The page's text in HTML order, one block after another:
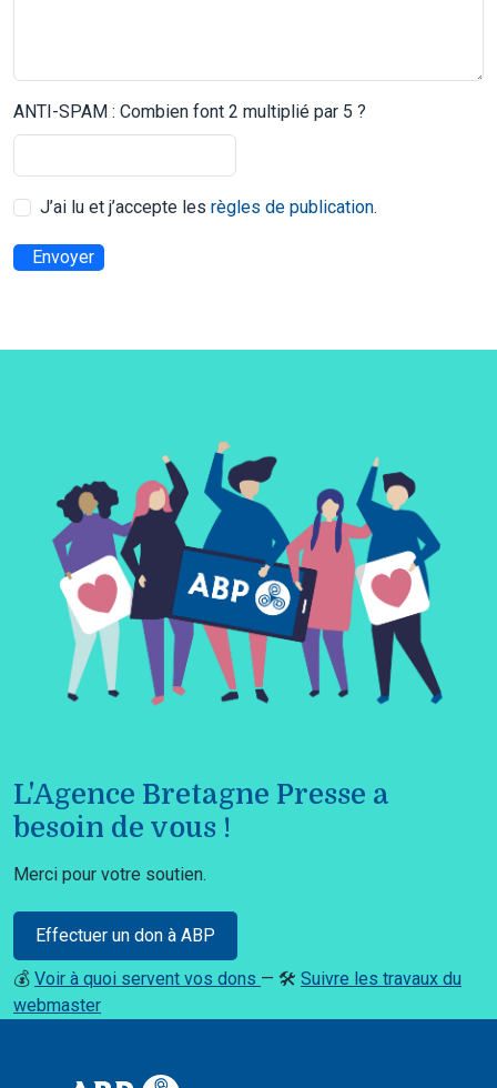
ANTI-SPAM : Combien font 2 multiplié par 5 ?
J’ai lu et j’accepte les règles de publication.
Envoyer
L'Agence Bretagne Presse a
besoin de vous !
Merci pour votre soutien.
Effectuer un don à ABP
💰 Voir à quoi servent vos dons — 🛠️ Suivre les travaux du
webmaster